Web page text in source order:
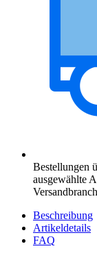
Bestellungen
ausgewählte
Beschreibung
Artikeldetails
FAQ